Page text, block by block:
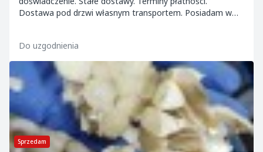
Dostawa pod drzwi własnym transportem. Posiadam w
Do uzgodnienia
Sprzedam